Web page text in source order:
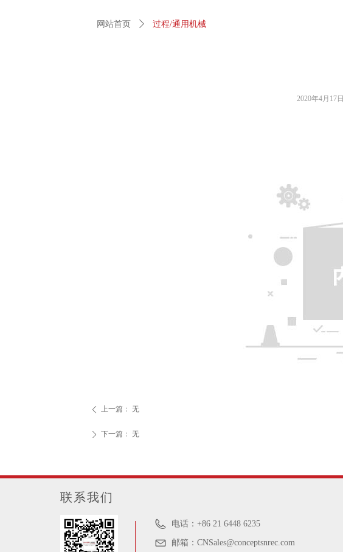
网站首页 ꄲ 过程/通用机械
2020年4月17日
ꄴ 上一篇： 无
ꄲ 下一篇： 无
联系我们
电话： +86 21 6448 6235
邮箱： CNSales@conceptsnrec.com